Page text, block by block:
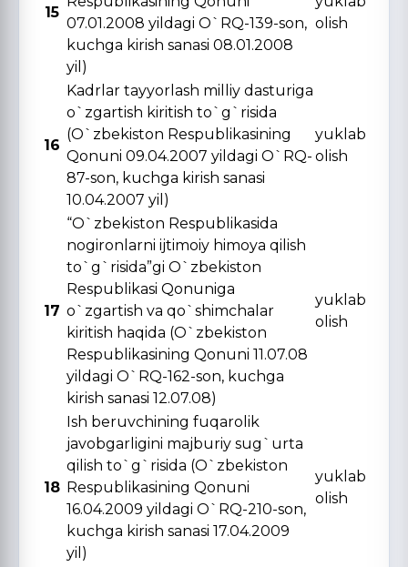
15
07.01.2008 yildagi O`RQ-139-son,
kuchga kirish sanasi 08.01.2008
yil)
olish
16
Kadrlar tayyorlash milliy dasturiga
o`zgartish kiritish to`g`risida
(O`zbekiston Respublikasining
Qonuni 09.04.2007 yildagi O`RQ-
87-son, kuchga kirish sanasi
10.04.2007 yil)
yuklab
olish
17
“O`zbekiston Respublikasida
nogironlarni ijtimoiy himoya qilish
to`g`risida”gi O`zbekiston
Respublikasi Qonuniga
o`zgartish va qo`shimchalar
kiritish haqida (O`zbekiston
Respublikasining Qonuni 11.07.08
yildagi O`RQ-162-son, kuchga
kirish sanasi 12.07.08)
yuklab
olish
18
Ish beruvchining fuqarolik
javobgarligini majburiy sug`urta
qilish to`g`risida (O`zbekiston
Respublikasining Qonuni
16.04.2009 yildagi O`RQ-210-son,
kuchga kirish sanasi 17.04.2009
yil)
yuklab
olish